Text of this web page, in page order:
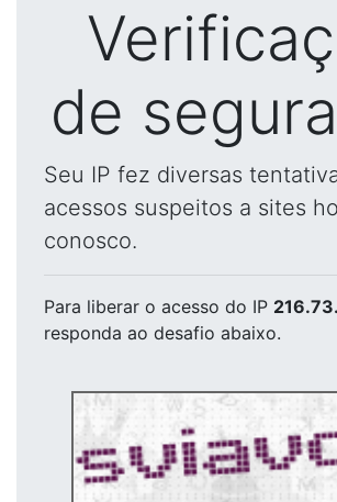
de
Seu IP fez diversas
acessos suspeitos a sites
conosco.
Para liberar o acesso do IP
responda ao desafio abaixo.